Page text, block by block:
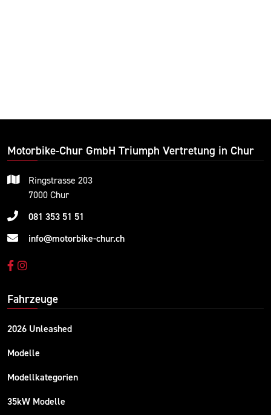
Motorbike-Chur GmbH Triumph Vertretung in Chur
Ringstrasse 203
7000 Chur
081 353 51 51
info@motorbike-chur.ch
Fahrzeuge
2026 Unleashed
Modelle
Modellkategorien
35kW Modelle